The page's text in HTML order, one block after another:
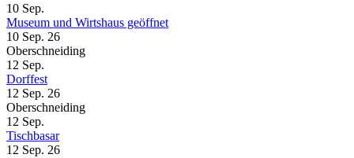
10 Sep.
Museum und Wirtshaus geöffnet
10 Sep. 26
Oberschneiding
12 Sep.
Dorffest
12 Sep. 26
Oberschneiding
12 Sep.
Tischbasar
12 Sep. 26